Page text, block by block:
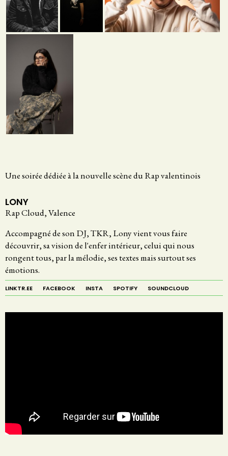
Une soirée dédiée à la nouvelle scène du Rap valentinois
LONY
Rap Cloud, Valence
Accompagné de son DJ, TKR, Lony vient vous faire
découvrir, sa vision de l'enfer intérieur, celui qui nous
rongent tous, par la mélodie, ses textes mais surtout ses
émotions.
LINKTR.EE FACEBOOK INSTA SPOTIFY SOUNDCLOUD